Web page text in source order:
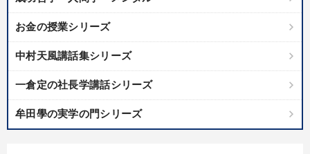
お金の授業シリーズ
中村天風講話集シリーズ
一倉定の社長学講話シリーズ
牟田學の実学の門シリーズ